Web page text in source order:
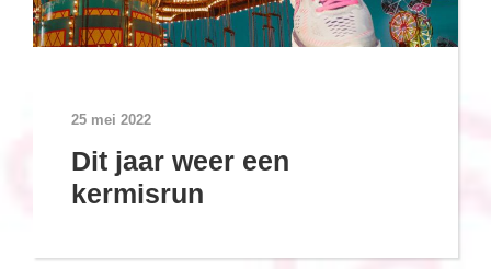
25 mei 2022
Dit jaar weer een
kermisrun